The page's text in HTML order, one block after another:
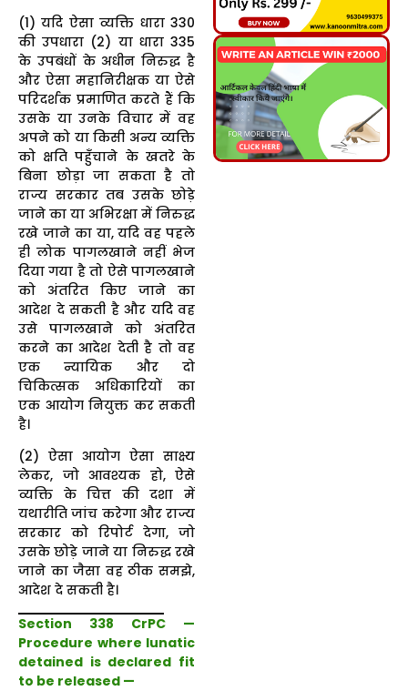
(1) यदि ऐसा व्यक्ति धारा 330
की उपधारा (2) या धारा 335
के उपबंधों के अधीन निरुद्ध है
और ऐसा महानिरीक्षक या ऐसे
परिदर्शक प्रमाणित करते हैं कि
उसके या उनके विचार में वह
अपने को या किसी अन्य व्यक्ति
को क्षति पहुँचाने के खतरे के
बिना छोड़ा जा सकता है तो
राज्य सरकार तब उसके छोड़े
जाने का या अभिरक्षा में निरुद्ध
रखे जाने का या, यदि वह पहले
ही लोक पागलखाने नहीं भेज
दिया गया है तो ऐसे पागलखाने
को अंतरित किए जाने का
आदेश दे सकती है और यदि वह
उसे पागलखाने को अंतरित
करने का आदेश देती है तो वह
एक न्यायिक और दो
चिकित्सक अधिकारियों का
एक आयोग नियुक्त कर सकती
है।
(2) ऐसा आयोग ऐसा साक्ष्य
लेकर, जो आवश्यक हो, ऐसे
व्यक्ति के चित्त की दशा में
यथारीति जांच करेगा और राज्य
सरकार को रिपोर्ट देगा, जो
उसके छोड़े जाने या निरुद्ध रखे
जाने का जैसा वह ठीक समझे,
आदेश दे सकती है।
Section 338 CrPC —
Procedure where lunatic
detained is declared fit
to be released —